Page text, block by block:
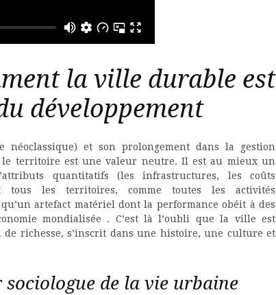
la ville durable est
développement
néoclassique) et son prolongement dans la gestion
le territoire est une valeur neutre. Il est au mieux un
quantitatifs (les infrastructures, les coûts
tous les territoires, comme toutes les activités
artefact matériel dont la performance obéit à des
mondialisée . C’est là l’oubli que la ville est
richesse, s’inscrit dans une histoire, une culture et
de la vie urbaine